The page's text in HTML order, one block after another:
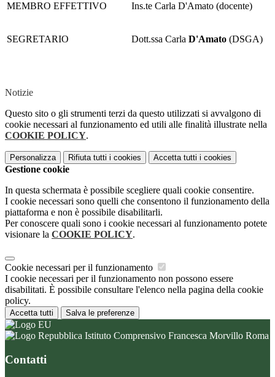
MEMBRO EFFETTIVO Ins.te Carla D'Amato (docente)
SEGRETARIO Dott.ssa Carla D'Amato (DSGA)
Notizie
Questo sito o gli strumenti terzi da questo utilizzati si avvalgono di
cookie necessari al funzionamento ed utili alle finalità illustrate nella
COOKIE POLICY.
Personalizza Rifiuta tutti i cookies Accetta tutti i cookies
Gestione cookie
In questa schermata è possibile scegliere quali cookie consentire.
I cookie necessari sono quelli che consentono il funzionamento della
piattaforma e non è possibile disabilitarli.
Per conoscere quali sono i cookie necessari al funzionamento potete
visionare la COOKIE POLICY.
Cookie necessari per il funzionamento
I cookie necessari per il funzionamento non possono essere
disabilitati. È possibile consultare l'elenco nella pagina della cookie
policy.
Accetta tutti Salva le preferenze
Istituto Comprensivo Francesca Morvillo Roma
Contatti